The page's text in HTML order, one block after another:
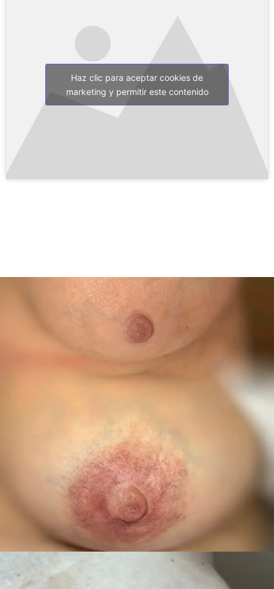
Haz clic para aceptar cookies de
marketing y permitir este contenido